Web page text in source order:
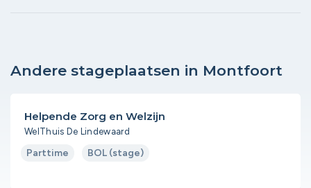
Andere stageplaatsen in Montfoort
Helpende Zorg en Welzijn
WelThuis De Lindewaard
Parttime BOL (stage)